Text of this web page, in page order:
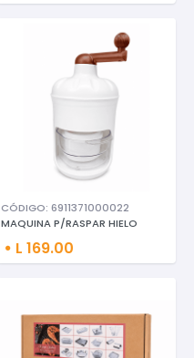
CÓDIGO: 6911371000022
MAQUINA P/RASPAR HIELO
L 169.00